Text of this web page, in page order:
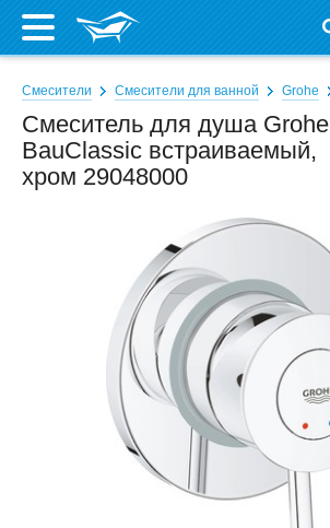
Смесители Смесители для ванной Grohe
Смеситель для душа Grohe
BauClassic встраиваемый,
хром 29048000